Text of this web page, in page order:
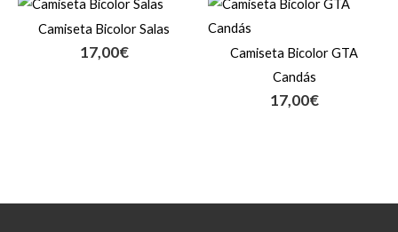
Camiseta Bicolor Salas
17,00€
Camiseta Bicolor GTA
Candás
17,00€